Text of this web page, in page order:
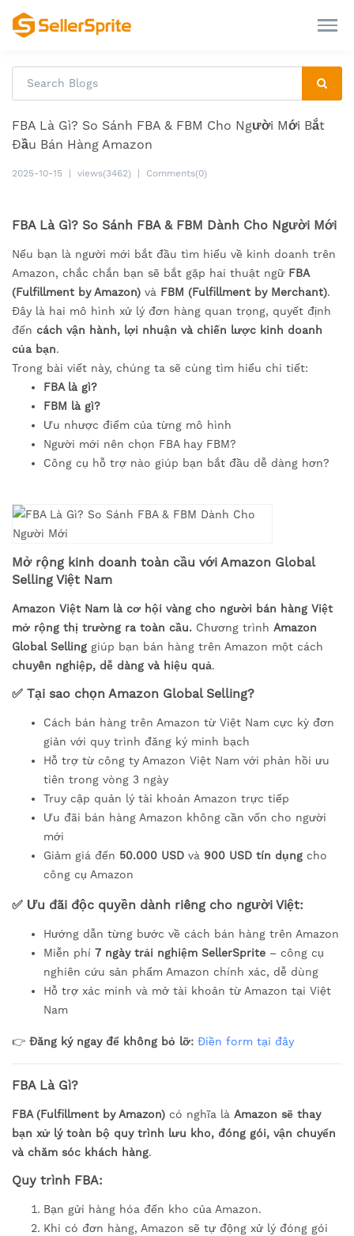
FBA Là Gì? So Sánh FBA & FBM Cho Người Mới Bắt
Đầu Bán Hàng Amazon
2025-10-15 views(3462) Comments(0)
FBA Là Gì? So Sánh FBA & FBM Dành Cho Người Mới
Nếu bạn là người mới bắt đầu tìm hiểu về kinh doanh trên
Amazon, chắc chắn bạn sẽ bắt gặp hai thuật ngữ FBA
(Fulfillment by Amazon) và FBM (Fulfillment by Merchant).
Đây là hai mô hình xử lý đơn hàng quan trọng, quyết định
đến cách vận hành, lợi nhuận và chiến lược kinh doanh
của bạn.
Trong bài viết này, chúng ta sẽ cùng tìm hiểu chi tiết:
FBA là gì?
FBM là gì?
Ưu nhược điểm của từng mô hình
Người mới nên chọn FBA hay FBM?
Công cụ hỗ trợ nào giúp bạn bắt đầu dễ dàng hơn?
Mở rộng kinh doanh toàn cầu với Amazon Global
Selling Việt Nam
Amazon Việt Nam là cơ hội vàng cho người bán hàng Việt
mở rộng thị trường ra toàn cầu. Chương trình Amazon
Global Selling giúp bạn bán hàng trên Amazon một cách
chuyên nghiệp, dễ dàng và hiệu quả.
✅ Tại sao chọn Amazon Global Selling?
Cách bán hàng trên Amazon từ Việt Nam cực kỳ đơn
giản với quy trình đăng ký minh bạch
Hỗ trợ từ công ty Amazon Việt Nam với phản hồi ưu
tiên trong vòng 3 ngày
Truy cập quản lý tài khoản Amazon trực tiếp
Ưu đãi bán hàng Amazon không cần vốn cho người
mới
Giảm giá đến 50.000 USD và 900 USD tín dụng cho
công cụ Amazon
✅ Ưu đãi độc quyền dành riêng cho người Việt:
Hướng dẫn từng bước về cách bán hàng trên Amazon
Miễn phí 7 ngày trải nghiệm SellerSprite – công cụ
nghiên cứu sản phẩm Amazon chính xác, dễ dùng
Hỗ trợ xác minh và mở tài khoản từ Amazon tại Việt
Nam
👉 Đăng ký ngay để không bỏ lỡ: Điền form tại đây
FBA Là Gì?
FBA (Fulfillment by Amazon) có nghĩa là Amazon sẽ thay
bạn xử lý toàn bộ quy trình lưu kho, đóng gói, vận chuyển
và chăm sóc khách hàng.
Quy trình FBA:
Bạn gửi hàng hóa đến kho của Amazon.
Khi có đơn hàng, Amazon sẽ tự động xử lý đóng gói